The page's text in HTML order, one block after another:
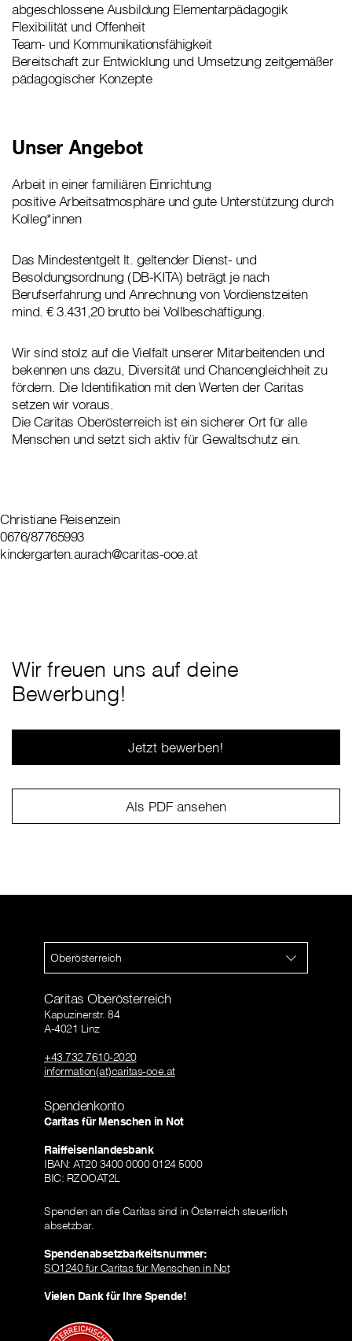
abgeschlossene Ausbildung Elementarpädagogik
Flexibilität und Offenheit
Team- und Kommunikationsfähigkeit
Bereitschaft zur Entwicklung und Umsetzung zeitgemäßer
pädagogischer Konzepte
Unser Angebot
Arbeit in einer familiären Einrichtung
positive Arbeitsatmosphäre und gute Unterstützung durch
Kolleg*innen
Das Mindestentgelt lt. geltender Dienst- und
Besoldungsordnung (DB-KITA) beträgt je nach
Berufserfahrung und Anrechnung von Vordienstzeiten
mind. € 3.431,20 brutto bei Vollbeschäftigung.
Wir sind stolz auf die Vielfalt unserer Mitarbeitenden und
bekennen uns dazu, Diversität und Chancengleichheit zu
fördern. Die Identifikation mit den Werten der Caritas
setzen wir voraus.
Die Caritas Oberösterreich ist ein sicherer Ort für alle
Menschen und setzt sich aktiv für Gewaltschutz ein.
Christiane Reisenzein
0676/87765993
kindergarten.aurach@caritas-ooe.at
Wir freuen uns auf deine
Bewerbung!
Jetzt bewerben!
Als PDF ansehen
Oberösterreich
Caritas Oberösterreich
Kapuzinerstr. 84
A-4021 Linz
+43 732 7610-2020
information(at)caritas-ooe.at
Spendenkonto
Caritas für Menschen in Not
Raiffeisenlandesbank
IBAN: AT20 3400 0000 0124 5000
BIC: RZOOAT2L
Spenden an die Caritas sind in Österreich steuerlich
absetzbar.
Spendenabsetzbarkeitsnummer:
SO1240 für Caritas für Menschen in Not
Vielen Dank für Ihre Spende!